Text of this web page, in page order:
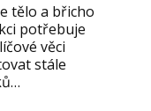
tělo a břicho
potřebuje
věci
stále